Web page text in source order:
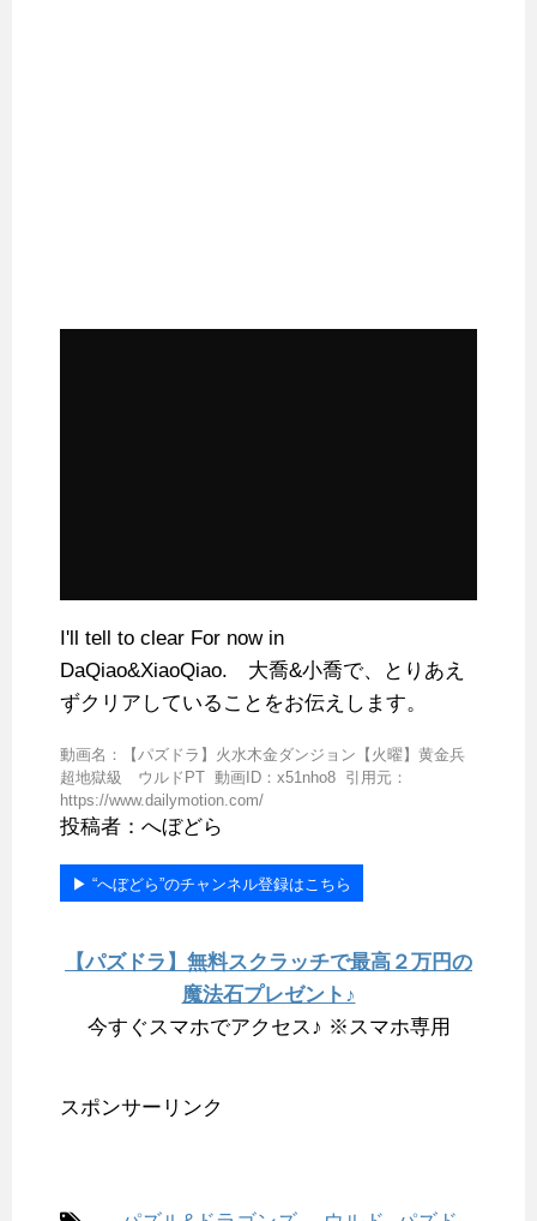
I'll tell to clear For now in
DaQiao&XiaoQiao. 大喬&小喬で、とりあえ
ずクリアしていることをお伝えします。
動画名：【パズドラ】火水木金ダンジョン【火曜】黄金兵
超地獄級 ウルドPT 動画ID：x51nho8 引用元：
https://www.dailymotion.com/
投稿者：へぼどら
▶︎ “へぼどら”のチャンネル登録はこちら
【パズドラ】無料スクラッチで最高２万円の
魔法石プレゼント♪
今すぐスマホでアクセス♪ ※スマホ専用
スポンサーリンク